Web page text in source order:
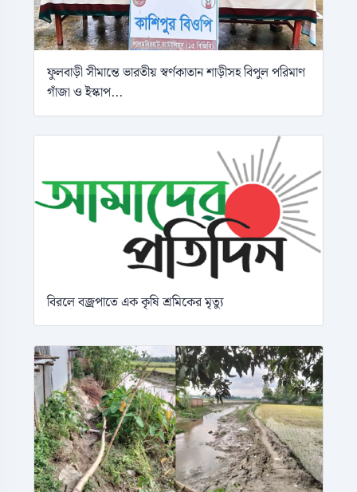
ফুলবাড়ী সীমান্তে ভারতীয় স্বর্ণকাতান শাড়ীসহ বিপুল পরিমাণ
গাঁজা ও ইস্কাপ...
বিরলে বজ্রপাতে এক কৃষি শ্রমিকের মৃত্যু